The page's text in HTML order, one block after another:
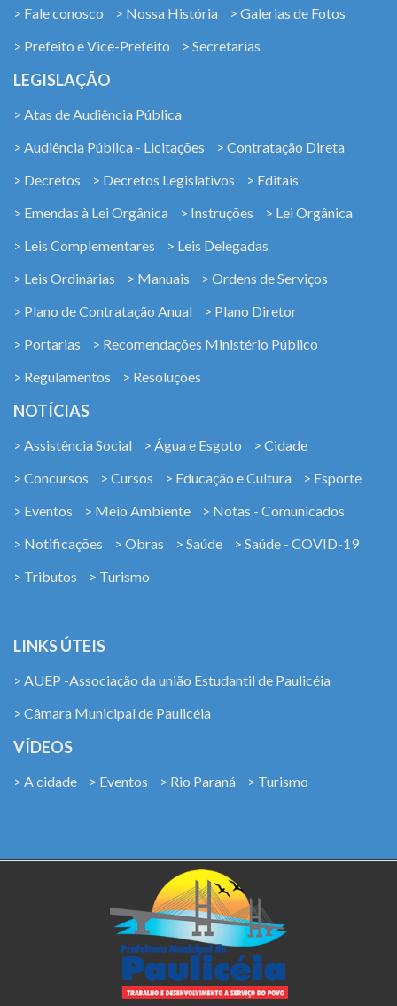
> Fale conosco
> Nossa História
> Galerias de Fotos
> Prefeito e Vice-Prefeito
> Secretarias
LEGISLAÇÃO
> Atas de Audiência Pública
> Audiência Pública - Licitações
> Contratação Direta
> Decretos
> Decretos Legislativos
> Editais
> Emendas à Lei Orgânica
> Instruções
> Lei Orgânica
> Leis Complementares
> Leis Delegadas
> Leis Ordinárias
> Manuais
> Ordens de Serviços
> Plano de Contratação Anual
> Plano Diretor
> Portarias
> Recomendações Ministério Público
> Regulamentos
> Resoluções
NOTÍCIAS
> Assistência Social > Água e Esgoto
> Cidade
> Concursos
> Cursos > Educação e Cultura
> Esporte
> Eventos
> Meio Ambiente
> Notas - Comunicados
> Notificações
> Obras > Saúde
> Saúde - COVID-19
> Tributos
> Turismo
LINKS ÚTEIS
> AUEP -Associação da união Estudantil de Paulicéia
> Câmara Municipal de Paulicéia
VÍDEOS
> A cidade > Eventos > Rio Paraná > Turismo